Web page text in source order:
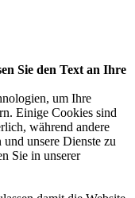
Sie den Text an Ihre
um Ihre
Einige Cookies sind
während andere
unsere Dienste zu
Sie in unserer